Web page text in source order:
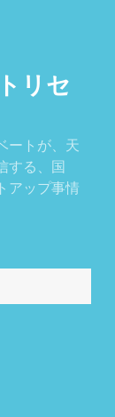
リセ
ートが、天
する、国
アップ事情